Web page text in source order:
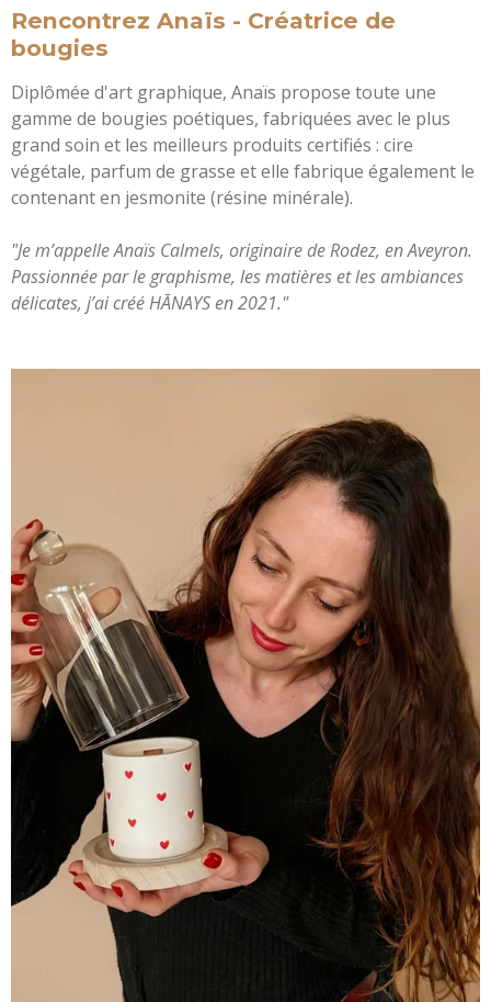
Rencontrez Anaïs - Créatrice de
bougies
Diplômée d'art graphique, Anaïs propose toute une
gamme de bougies poétiques, fabriquées avec le plus
grand soin et les meilleurs produits certifiés : cire
végétale, parfum de grasse et elle fabrique également le
contenant en jesmonite (résine minérale).
"Je m’appelle Anaïs Calmels, originaire de Rodez, en Aveyron.
Passionnée par le graphisme, les matières et les ambiances
délicates, j’ai créé HĀNAYS en 2021."